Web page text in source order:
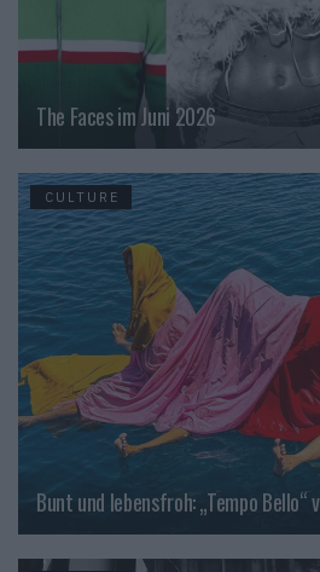
The Faces im Juni 2026
CULTURE
Bunt und lebensfroh: „Tempo Bello“